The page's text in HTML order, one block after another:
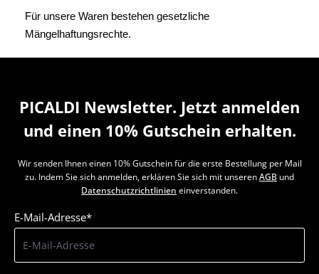
Für unsere Waren bestehen gesetzliche
Mängelhaftungsrechte.
PICALDI Newsletter. Jetzt anmelden
und einen 10% Gutschein erhalten.
Wir senden Ihnen einen 10% Gutschein für die erste Bestellung per Mail
zu. Indem Sie sich anmelden, erklären Sie sich mit unserenAGB und
Datenschutzrichtlinien einverstanden.
E-Mail-Adresse*